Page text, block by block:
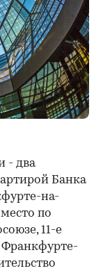
- два
Банка
на-
по
11-е
Франкфурте-